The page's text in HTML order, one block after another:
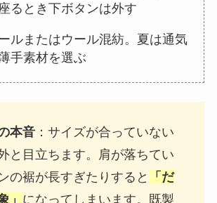
るとき下ボタンは外す
ルまたはウール混紡。夏は通気
手素材を選ぶ
本音：サイズが合っていない
と目立ちます。肩が落ちてい
の裾が長すぎたりすると
「だ
」 になってしまいます。既製